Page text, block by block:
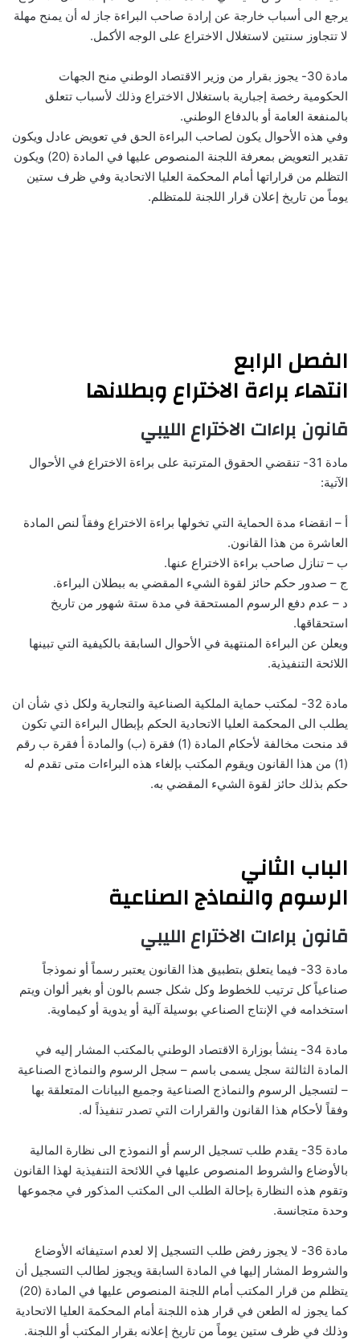
يرجع الى أسباب خارجة عن إرادة صاحب البراءة جاز له أن يمنح مهلة
لا تتجاوز سنتين لاستغلال الاختراع على الوجه الأكمل.
مادة 30- يجوز بقرار من وزير الاقتصاد الوطني منح الجهات
الحكومية رخصة إجبارية باستغلال الاختراع وذلك لأسباب تتعلق
بالمنفعة العامة أو بالدفاع الوطني.
وفي هذه الأحوال يكون لصاحب البراءة الحق في تعويض عادل ويكون
تقدير التعويض بمعرفة اللجنة المنصوص عليها في المادة (20) ويكون
التظلم من قراراتها أمام المحكمة العليا الاتحادية وفي ظرف ستين
يوماً من تاريخ إعلان قرار اللجنة للمتظلم.
الفصل الرابع
انتهاء براءة الاختراع وبطلانها
قانون براءات الاختراع الليبي
مادة 31- تنقضي الحقوق المترتبة على براءة الاختراع في الأحوال
الآتية:
أ – انقضاء مدة الحماية التي تخولها براءة الاختراع وفقاً لنص المادة
العاشرة من هذا القانون.
ب – تنازل صاحب براءة الاختراع عنها.
ج – صدور حكم حائز لقوة الشيء المقضي به ببطلان البراءة.
د – عدم دفع الرسوم المستحقة في مدة ستة شهور من تاريخ
استحقاقها.
ويعلن عن البراءة المنتهية في الأحوال السابقة بالكيفية التي تبينها
اللائحة التنفيذية.
مادة 32- لمكتب حماية الملكية الصناعية والتجارية ولكل ذي شأن ان
يطلب الى المحكمة العليا الاتحادية الحكم بإبطال البراءة التي تكون
قد منحت مخالفة لأحكام المادة (1) فقرة (ب) والمادة أ فقرة ب رقم
(1) من هذا القانون ويقوم المكتب بإلغاء هذه البراءات متى تقدم له
حكم بذلك حائز لقوة الشيء المقضي به.
الباب الثاني
الرسوم والنماذج الصناعية
قانون براءات الاختراع الليبي
مادة 33- فيما يتعلق بتطبيق هذا القانون يعتبر رسماً أو نموذجاً
صناعياً كل ترتيب للخطوط وكل شكل جسم بالون أو بغير ألوان ويتم
استخدامه في الإنتاج الصناعي بوسيلة آلية أو يدوية أو كيماوية.
مادة 34- ينشأ بوزارة الاقتصاد الوطني بالمكتب المشار إليه في
المادة الثالثة سجل يسمى باسم – سجل الرسوم والنماذج الصناعية
– لتسجيل الرسوم والنماذج الصناعية وجميع البيانات المتعلقة بها
وفقاً لأحكام هذا القانون والقرارات التي تصدر تنفيذاً له.
مادة 35- يقدم طلب تسجيل الرسم أو النموذج الى نظارة المالية
بالأوضاع والشروط المنصوص عليها في اللائحة التنفيذية لهذا القانون
وتقوم هذه النظارة بإحالة الطلب الى المكتب المذكور في مجموعها
وحدة متجانسة.
مادة 36- لا يجوز رفض طلب التسجيل إلا لعدم استيفائه الأوضاع
والشروط المشار إليها في المادة السابقة ويجوز لطالب التسجيل أن
يتظلم من قرار المكتب أمام اللجنة المنصوص عليها في المادة (20)
كما يجوز له الطعن في قرار هذه اللجنة أمام المحكمة العليا الاتحادية
وذلك في ظرف ستين يوماً من تاريخ إعلانه بقرار المكتب أو اللجنة.